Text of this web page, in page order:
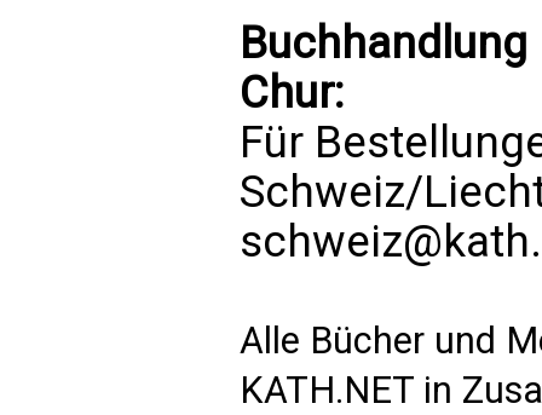
Buchhandlung
Chur:
Für
Schweiz/
Alle Bücher und
KATH.NET in